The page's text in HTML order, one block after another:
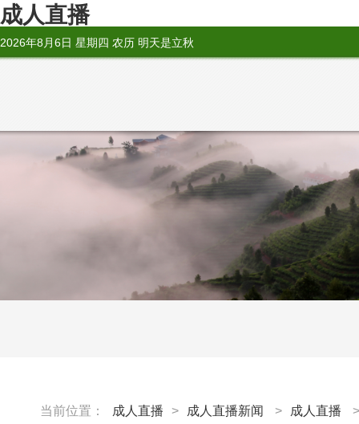
成人直播
2026年8月6日 星期四 农历 明天是立秋
当前位置： 成人直播 > 成人直播新闻 > 成人直播 >